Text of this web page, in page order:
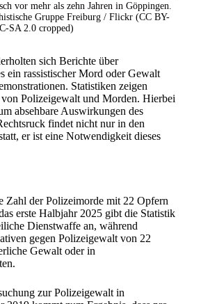
vor mehr als zehn Jahren in Göppingen.
Gruppe Freiburg / Flickr (CC BY-
SA 2.0 cropped)
sich Berichte über
ein rassistischer Mord oder Gewalt
Statistiken zeigen
Polizeigewalt und Morden. Hierbei
absehbare Auswirkungen des
findet nicht nur in den
er ist eine Notwendigkeit dieses
Zahl der Polizeimorde mit 22 Opfern
erste Halbjahr 2025 gibt die Statistik
Dienstwaffe an, während
gegen Polizeigewalt von 22
Gewalt oder in
zur Polizeigewalt in